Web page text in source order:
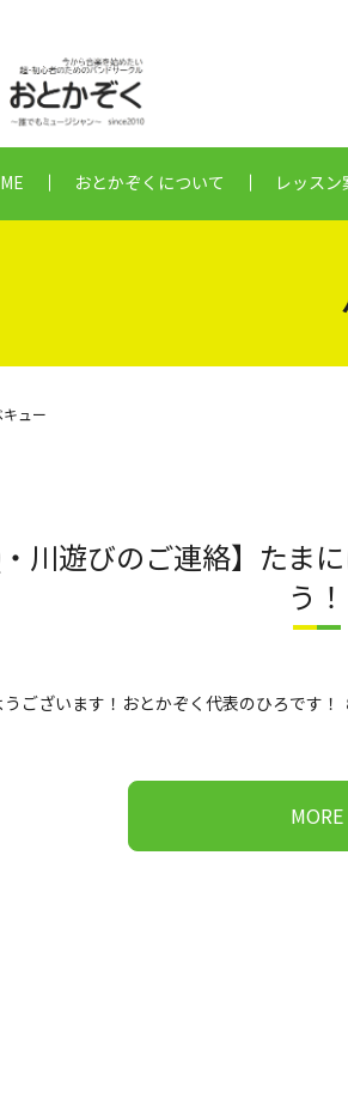
おとかぞくについて レッスン
ュー
・川遊びのご連絡】たま
う！
ございます！おとかぞく代表のひろです
MORE